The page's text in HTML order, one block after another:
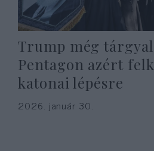
Trump még
Pentagon azért
katonai lépésre
2026. január 30.